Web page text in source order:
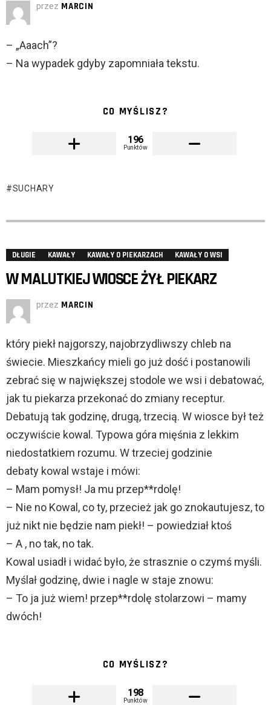
przez MARCIN
– „Aaach”?
– Na wypadek gdyby zapomniała tekstu.
CO MYŚLISZ?
196
Punktów
SUCHARY
DŁUGIE KAWAŁY KAWAŁY O PIEKARZACH KAWAŁY O WSI
W MALUTKIEJ WIOSCE ŻYŁ PIEKARZ
przez MARCIN
który piekł najgorszy, najobrzydliwszy chleb na
świecie. Mieszkańcy mieli go już dość i postanowili
zebrać się w największej stodole we wsi i debatować,
jak tu piekarza przekonać do zmiany receptur.
Debatują tak godzinę, drugą, trzecią. W wiosce był też
oczywiście kowal. Typowa góra mięśnia z lekkim
niedostatkiem rozumu. W trzeciej godzinie
debaty kowal wstaje i mówi:
– Mam pomysł! Ja mu przep**rdolę!
– Nie no Kowal, co ty, przecież jak go znokautujesz, to
już nikt nie będzie nam piekł! – powiedział ktoś
– A , no tak, no tak.
Kowal usiadł i widać było, że strasznie o czymś myśli.
Myślał godzinę, dwie i nagle w staje znowu:
– To ja już wiem! przep**rdolę stolarzowi – mamy
dwóch!
CO MYŚLISZ?
198
Punktów